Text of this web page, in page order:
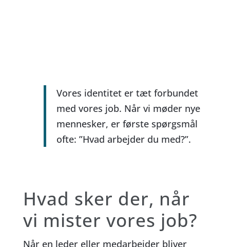
Vores identitet er tæt forbundet
med vores job. Når vi møder nye
mennesker, er første spørgsmål
ofte: ”Hvad arbejder du med?”.
Hvad sker der, når
vi mister vores job?
Når en leder eller medarbejder bliver